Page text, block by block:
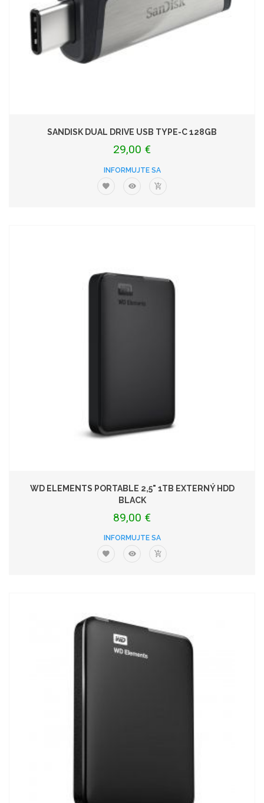
SANDISK DUAL DRIVE USB TYPE-C 128GB
29,00 €
INFORMUJTE SA
WD ELEMENTS PORTABLE 2,5" 1TB EXTERNÝ HDD
BLACK
89,00 €
INFORMUJTE SA